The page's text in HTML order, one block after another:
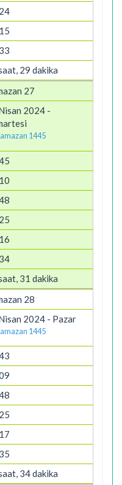
29 dakika
27
2024 -
1445
31 dakika
28
2024 - Pazar
1445
34 dakika